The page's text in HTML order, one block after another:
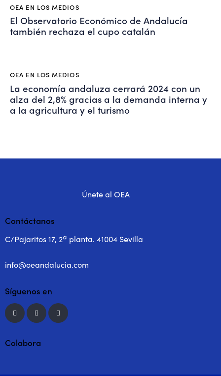
OEA EN LOS MEDIOS
El Observatorio Económico de Andalucía
también rechaza el cupo catalán
OEA EN LOS MEDIOS
La economía andaluza cerrará 2024 con un
alza del 2,8% gracias a la demanda interna y
a la agricultura y el turismo
Únete al OEA
Contáctanos
C/Pajaritos 17, 2ª planta. 41004 Sevilla
info@oeandalucia.com
Síguenos en
Colabora